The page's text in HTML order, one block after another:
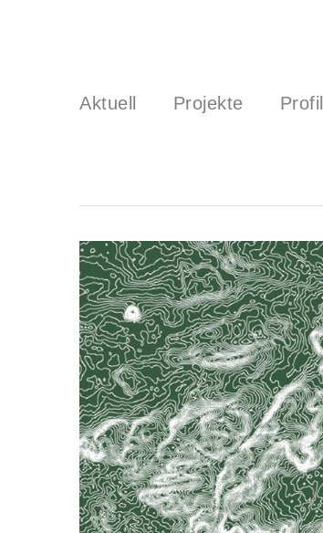
Aktuell Projekte Profil